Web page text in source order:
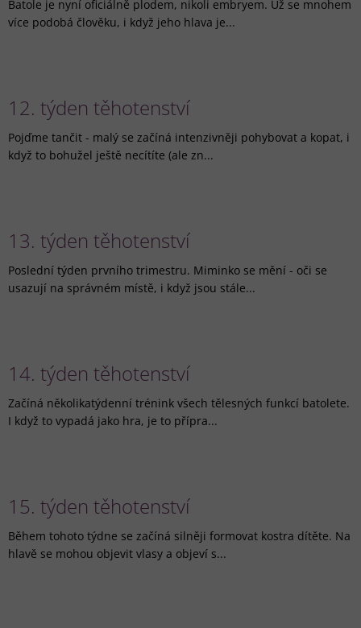
Batole je nyní oficiálně plodem, nikoli embryem. Už se mnohem
více podobá člověku, i když jeho hlava je...
12. týden těhotenství
Pojďme tančit - malý se začíná intenzivněji pohybovat a kopat, i
když to bohužel ještě necítíte (ale zn...
13. týden těhotenství
Poslední týden prvního trimestru. Miminko se mění - oči se
usazují na správném místě, i když jsou stále...
14. týden těhotenství
Začíná několikatýdenní trénink všech tělesných funkcí batolete.
I když to vypadá jako hra, je to přípra...
15. týden těhotenství
Během tohoto týdne se začíná silněji formovat kostra dítěte. Na
hlavě se mohou objevit vlasy a objeví s...